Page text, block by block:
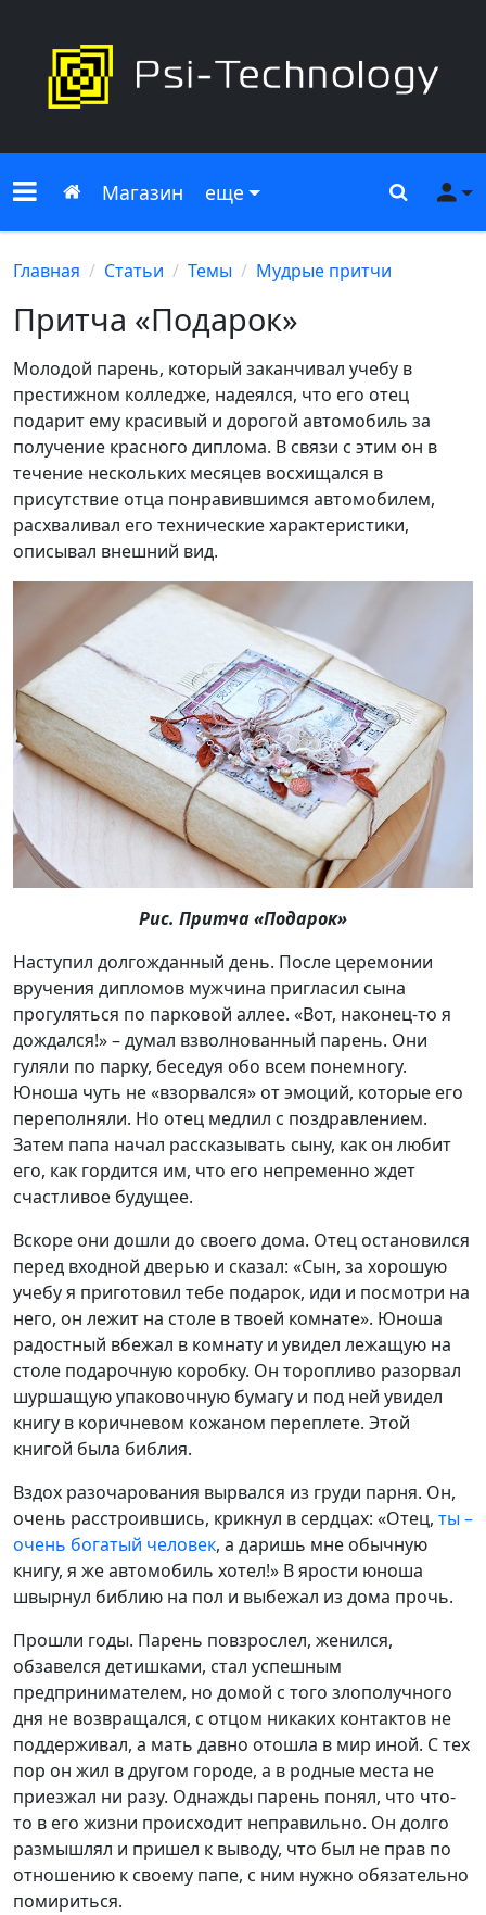
Меню сайта
Главная
Магазин еще Поиск
Главная Статьи Темы Мудрые притчи
Притча «Подарок»
Молодой парень, который заканчивал учебу в
престижном колледже, надеялся, что его отец
подарит ему красивый и дорогой автомобиль за
получение красного диплома. В связи с этим он в
течение нескольких месяцев восхищался в
присутствие отца понравившимся автомобилем,
расхваливал его технические характеристики,
описывал внешний вид.
Рис. Притча «Подарок»
Наступил долгожданный день. После церемонии
вручения дипломов мужчина пригласил сына
прогуляться по парковой аллее. «Вот, наконец-то я
дождался!» – думал взволнованный парень. Они
гуляли по парку, беседуя обо всем понемногу.
Юноша чуть не «взорвался» от эмоций, которые его
переполняли. Но отец медлил с поздравлением.
Затем папа начал рассказывать сыну, как он любит
его, как гордится им, что его непременно ждет
счастливое будущее.
Вскоре они дошли до своего дома. Отец остановился
перед входной дверью и сказал: «Сын, за хорошую
учебу я приготовил тебе подарок, иди и посмотри на
него, он лежит на столе в твоей комнате». Юноша
радостный вбежал в комнату и увидел лежащую на
столе подарочную коробку. Он торопливо разорвал
шуршащую упаковочную бумагу и под ней увидел
книгу в коричневом кожаном переплете. Этой
книгой была библия.
Вздох разочарования вырвался из груди парня. Он,
очень расстроившись, крикнул в сердцах: «Отец, ты –
очень богатый человек, а даришь мне обычную
книгу, я же автомобиль хотел!» В ярости юноша
швырнул библию на пол и выбежал из дома прочь.
Прошли годы. Парень повзрослел, женился,
обзавелся детишками, стал успешным
предпринимателем, но домой с того злополучного
дня не возвращался, с отцом никаких контактов не
поддерживал, а мать давно отошла в мир иной. С тех
пор он жил в другом городе, а в родные места не
приезжал ни разу. Однажды парень понял, что что-
то в его жизни происходит неправильно. Он долго
размышлял и пришел к выводу, что был не прав по
отношению к своему папе, с ним нужно обязательно
помириться.